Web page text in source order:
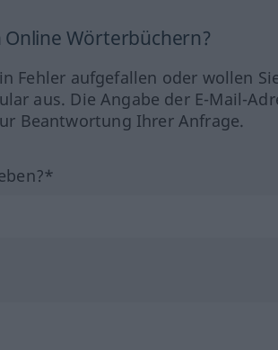
Online Wörterbüchern?
Fehler aufgefallen oder wollen
aus. Die Angabe der E-Mail-
Beantwortung Ihrer Anfrage.